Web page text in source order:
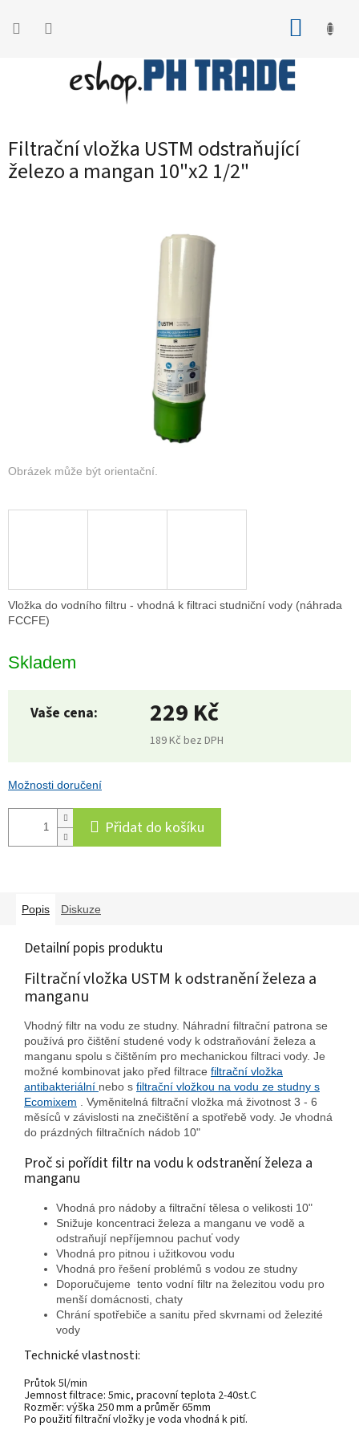
obsah
Filtrační vložka USTM odstraňující
železo a mangan 10"x2 1/2"
Vložka do vodního filtru - vhodná k filtraci studniční vody (náhrada
FCCFE)
Skladem
229 Kč
189 Kč bez DPH
cena:
Možnosti doručení
Přidat do košíku
Popis Diskuze
Detailní popis produktu
Filtrační vložka USTM k odstranění železa a
manganu
Vhodný filtr na vodu ze studny. Náhradní filtrační patrona se
používá pro čištění studené vody k odstraňování železa a
manganu spolu s čištěním pro mechanickou filtraci vody. Je
možné kombinovat jako před filtrace filtrační vložka
antibakteriální nebo s filtrační vložkou na vodu ze studny s
Ecomixem . Vyměnitelná filtrační vložka má životnost 3 - 6
měsíců v závislosti na znečištění a spotřebě vody. Je vhodná
do prázdných filtračních nádob 10"
Proč si pořídit filtr na vodu k odstranění železa a
manganu
Vhodná pro nádoby a filtrační tělesa o velikosti 10"
Snižuje koncentraci železa a manganu ve vodě a
odstraňují nepříjemnou pachuť vody
Vhodná pro pitnou i užitkovou vodu
Vhodná pro řešení problémů s vodou ze studny
Doporučujeme tento vodní filtr na železitou vodu pro
menší domácnosti, chaty
Chrání spotřebiče a sanitu před skvrnami od železité
vody
Technické vlastnosti:
Průtok 5l/min
Jemnost filtrace: 5mic, pracovní teplota 2-40st.C
Rozměr: výška 250 mm a průměr 65mm
Po použití filtrační vložky je voda vhodná k pití.